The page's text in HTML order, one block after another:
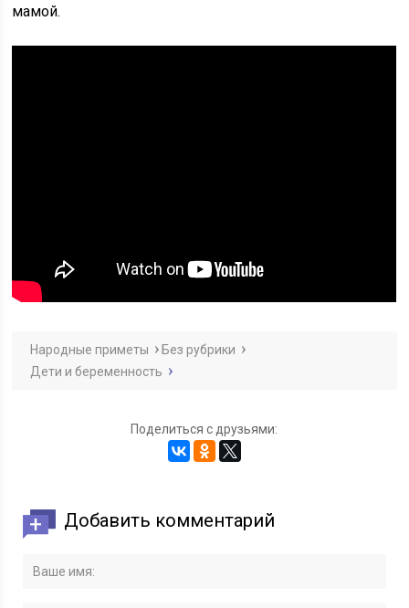
мамой.
Народные приметы
Без рубрики
Дети и беременность
Поделиться с друзьями:
Добавить комментарий